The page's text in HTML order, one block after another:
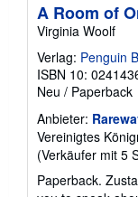
A Room of
Virginia Woolf
Verlag: Penguin
ISBN 10:
Neu / Paperback
Anbieter:
Vereinigtes
(Verkäufer mit 5
Paperback.